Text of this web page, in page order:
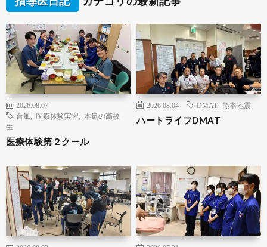
2026.08.07
台風
医療体験実習
本気の高校
生
医療体験第２クール
2026.08.04 DMAT, 熊本地震
ハートライフDMAT